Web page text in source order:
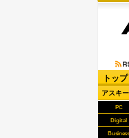
トップ
アスキ
PC
Digital
Business